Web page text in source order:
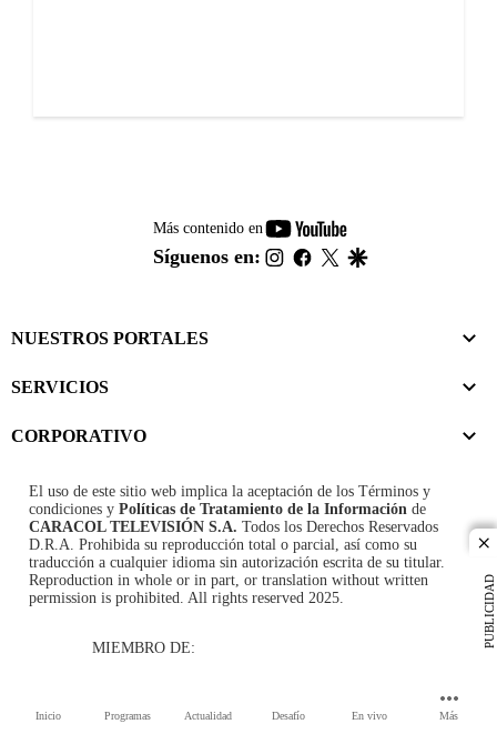
Inicio Programas Actualidad Desafío En vivo Más
PUBLICIDAD
Más contenido en
youtube-
footer
Síguenos en: instagram
facebook
twitter
NUESTROS PORTALES
SERVICIOS
CORPORATIVO
El uso de este sitio web implica la aceptación de los Términos y
condiciones y Políticas de Tratamiento de la Información de
CARACOL TELEVISIÓN S.A. Todos los Derechos Reservados
D.R.A. Prohibida su reproducción total o parcial, así como su
traducción a cualquier idioma sin autorización escrita de su titular.
Reproduction in whole or in part, or translation without written
permission is prohibited. All rights reserved 2025.
MIEMBRO DE: